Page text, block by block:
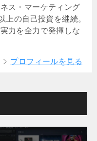
ス・マーケティング
上の自己投資を継続。
力を全力で発揮しな
プロフィールを見る